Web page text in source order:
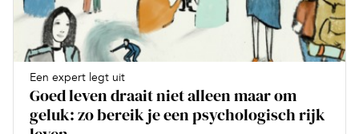
Een expert legt uit
Goed leven draait niet alleen maar om
geluk: zo bereik je een psychologisch rijk